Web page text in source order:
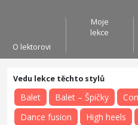
O lektorovi
Moje
lekce
Balet Balet – Špičky
Dance fusion
High heels